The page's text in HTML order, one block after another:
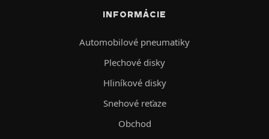
INFORMÁCIE
Automobilové pneumatiky
Plechové disky
Hliníkové disky
Snehové reťaze
Obchod